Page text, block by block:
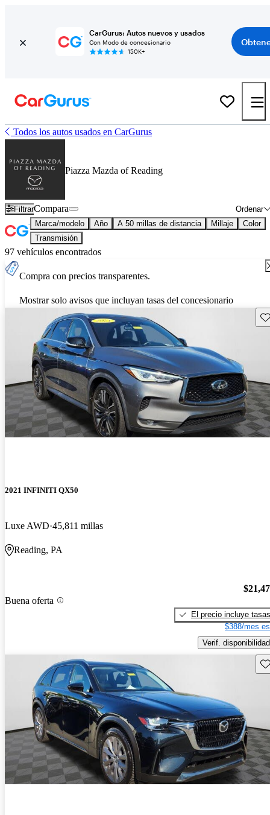
CarGurus: Autos nuevos y usados
Con Modo de concesionario
150K+
Todos los autos usados en CarGurus
Piazza Mazda of Reading
Filtrar Ordenar
Compara
Marca/modelo Año A 50 millas de distancia Millaje
Color
Transmisión
97 vehículos encontrados
Compra con precios transparentes.
Mostrar solo avisos que incluyan tasas del concesionario
2021 INFINITI QX50
Luxe AWD 45,811 millas
Reading, PA
Buena oferta
El precio incluye tasas
$388/mes
Verif. disponibilidad